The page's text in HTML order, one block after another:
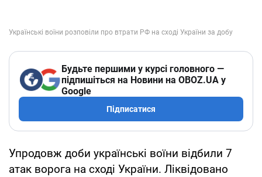
Будьте першими у курсі головного —
підпишіться на Новини на OBOZ.UA у
Google
Підписатися
Упродовж доби українські воїни відбили 7
атак ворога на сході України. Ліквідовано